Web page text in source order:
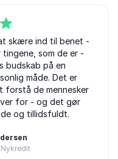
skære ind til benet -
tingene, som de er -
budskab på en
måde. Det er
forstå de mennesker
for - og det gør
og tillidsfuldt.